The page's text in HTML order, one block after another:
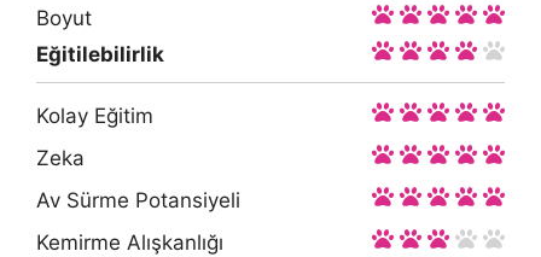
Boyut
Eğitilebilirlik
Kolay Eğitim
Zeka
Av Sürme Potansiyeli
Kemirme Alışkanlığı